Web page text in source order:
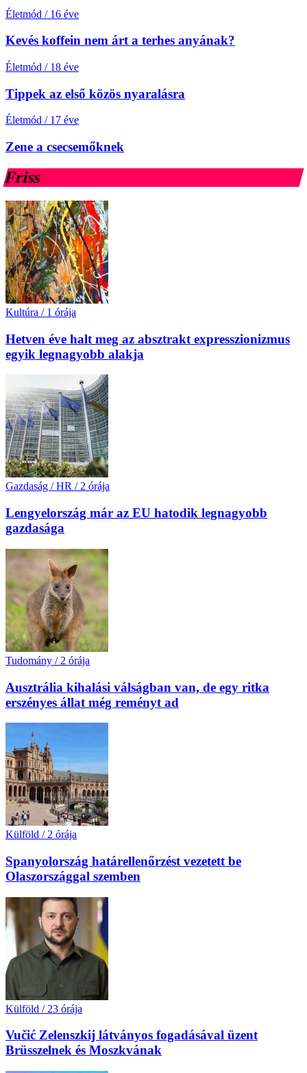
Életmód / 16 éve
Kevés koffein nem árt a terhes anyának?
Életmód / 18 éve
Tippek az első közös nyaralásra
Életmód / 17 éve
Zene a csecsemőknek
Friss
Kultúra / 1 órája
Hetven éve halt meg az absztrakt expresszionizmus
egyik legnagyobb alakja
Gazdaság / HR / 2 órája
Lengyelország már az EU hatodik legnagyobb
gazdasága
Tudomány / 2 órája
Ausztrália kihalási válságban van, de egy ritka
erszényes állat még reményt ad
Külföld / 2 órája
Spanyolország határellenőrzést vezetett be
Olaszországgal szemben
Külföld / 23 órája
Vučić Zelenszkij látványos fogadásával üzent
Brüsszelnek és Moszkvának